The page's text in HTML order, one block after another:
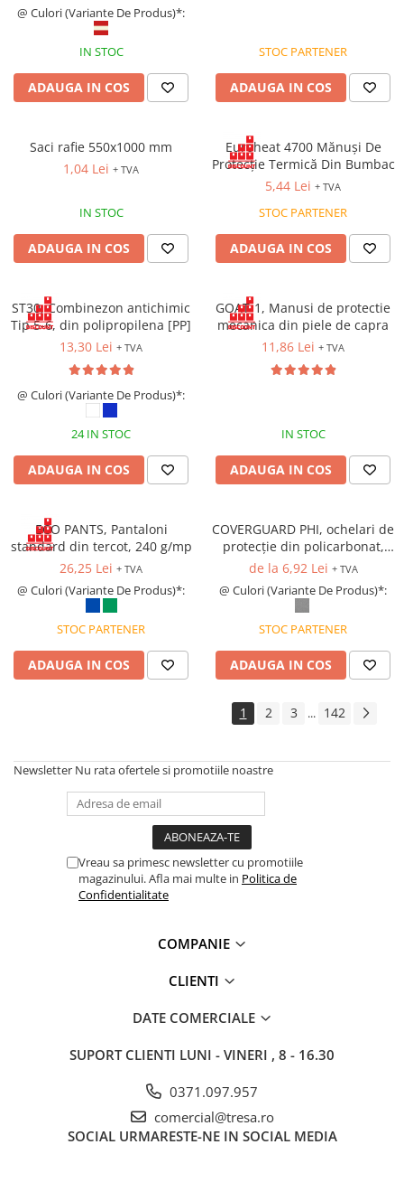
@ Culori (Variante De Produs)*:
IN STOC
ADAUGA IN COS
STOC PARTENER
ADAUGA IN COS
Saci rafie 550x1000 mm
1,04 Lei + TVA
IN STOC
ADAUGA IN COS
Euroheat 4700 Mănuși De
Protecție Termică Din Bumbac
5,44 Lei + TVA
STOC PARTENER
ADAUGA IN COS
ST30, Combinezon antichimic
Tip 5-6, din polipropilena [PP]
13,30 Lei + TVA
@ Culori (Variante De Produs)*:
24 IN STOC
ADAUGA IN COS
GOAT-1, Manusi de protectie
mecanica din piele de capra
11,86 Lei + TVA
IN STOC
ADAUGA IN COS
ECO PANTS, Pantaloni
standard din tercot, 240 g/mp
26,25 Lei + TVA
@ Culori (Variante De Produs)*:
STOC PARTENER
ADAUGA IN COS
COVERGUARD PHI, ochelari de
protecție din policarbonat,
lentilă incoloră sau fumurie,
design sportiv cu punte
nazală anti-alunecare
de la 6,92 Lei + TVA
@ Culori (Variante De Produs)*:
STOC PARTENER
ADAUGA IN COS
1 2 3 ... 142
Newsletter Nu rata ofertele si promotiile noastre
Vreau sa primesc newsletter cu promotiile
magazinului. Afla mai multe in Politica de
Confidentialitate
COMPANIE
CLIENTI
DATE COMERCIALE
SUPORT CLIENTI LUNI - VINERI , 8 - 16.30
0371.097.957
comercial@tresa.ro
SOCIAL URMARESTE-NE IN SOCIAL MEDIA